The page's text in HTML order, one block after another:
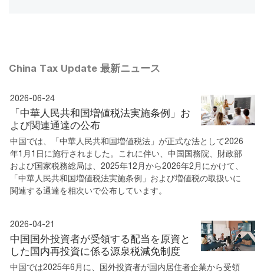
China Tax Update 最新ニュース
2026-06-24
「中華人民共和国増値税法実施条例」お
よび関連通達の公布
中国では、「中華人民共和国増値税法」が正式な法として2026
年1月1日に施行されました。これに伴い、中国国務院、財政部
および国家税務総局は、2025年12月から2026年2月にかけて、
「中華人民共和国増値税法実施条例」および増値税の取扱いに
関連する通達を相次いで公布しています。
2026-04-21
中国国外投資者が受領する配当を原資と
した国内再投資に係る源泉税減免制度
中国では2025年6月に、国外投資者が国内居住者企業から受領